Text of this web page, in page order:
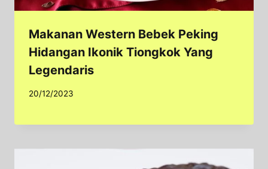
Makanan Western Bebek Peking
Hidangan Ikonik Tiongkok Yang
Legendaris
20/12/2023